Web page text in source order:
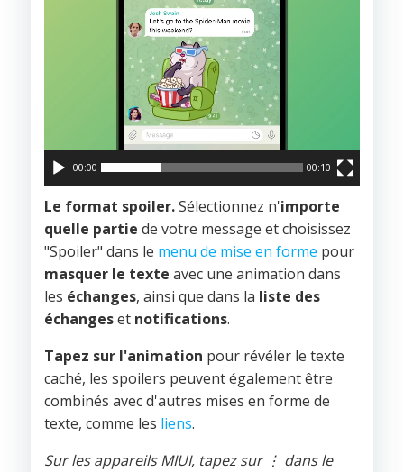
00:00 00:10
Le format spoiler.Sélectionnez n'importe
quelle partie de votre message et choisissez
"Spoiler" dans le menu de mise en forme pour
masquer le texte avec une animation dans
les échanges, ainsi que dans la liste des
échangeset notifications.
Tapez sur l'animation pour révéler le texte
caché, les spoilers peuvent également être
combinés avec d'autres mises en forme de
texte, comme les liens.
Sur les appareils MIUI, tapez sur ⋮ dans le